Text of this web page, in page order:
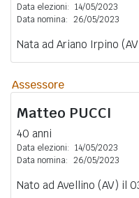
Data elezioni: 14/05/2023
Data nomina: 26/05/2023
Nata ad Ariano Irpino
Assessore
Matteo PUCCI
40 anni
Data elezioni: 14/05/2023
Data nomina: 26/05/2023
Nato ad Avellino (AV) il